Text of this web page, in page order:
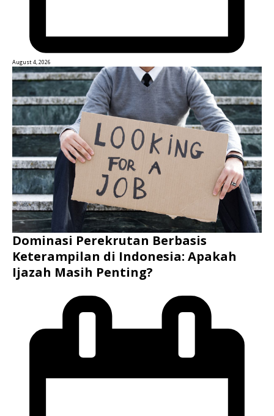
August 4, 2026
Dominasi Perekrutan Berbasis
Keterampilan di Indonesia: Apakah
Ijazah Masih Penting?